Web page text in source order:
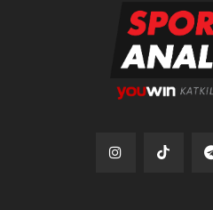
Tiktok